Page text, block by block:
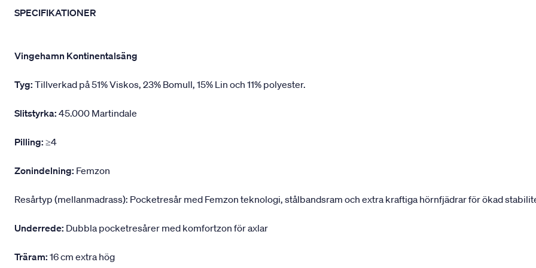
SPECIFIKATIONER
Vingehamn Kontinentalsäng
Tyg: Tillverkad på 51% Viskos, 23% Bomull, 15% Lin och 11% polyester.
Slitstyrka: 45.000 Martindale
Pilling: ≥4
Zonindelning: Femzon
Resårtyp (mellanmadrass): Pocketresår med Femzon teknologi, stålbandsram och extra kraftiga hörnfjädrar för ökad
Underrede: Dubbla pocketresårer med komfortzon för axlar
Träram: 16 cm extra hög